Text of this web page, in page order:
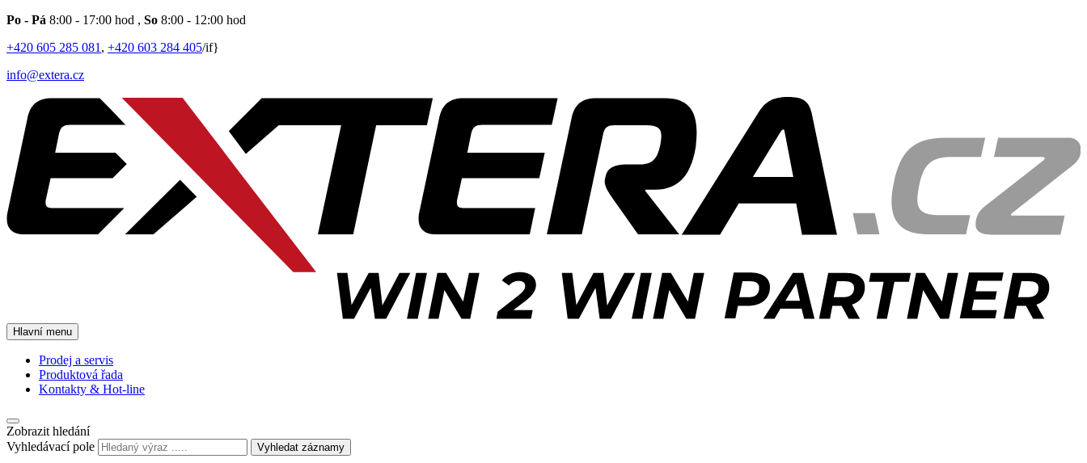
Po - Pá 8:00 - 17:00 hod , So 8:00 - 12:00 hod
+420 605 285 081 , +420 603 284 405/if}
info@extera.cz
Hlavní menu
Prodej a servis
Produktová řada
Kontakty & Hot-line
Zobrazit hledání
Vyhledávací pole
Vyhledat záznamy